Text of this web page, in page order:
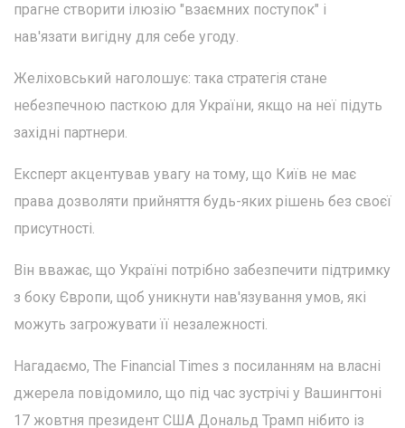
прагне створити ілюзію "взаємних поступок" і
нав'язати вигідну для себе угоду.
Желіховський наголошує: така стратегія стане
небезпечною пасткою для України, якщо на неї підуть
західні партнери.
Експерт акцентував увагу на тому, що Київ не має
права дозволяти прийняття будь-яких рішень без своєї
присутності.
Він вважає, що Україні потрібно забезпечити підтримку
з боку Європи, щоб уникнути нав'язування умов, які
можуть загрожувати її незалежності.
Нагадаємо, The Financial Times з посиланням на власні
джерела повідомило, що під час зустрічі у Вашингтоні
17 жовтня президент США Дональд Трамп нібито із